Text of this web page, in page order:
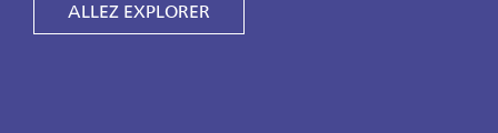
ALLEZ EXPLORER